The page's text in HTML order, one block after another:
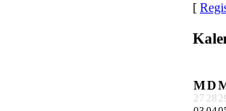
[
MD
27 28